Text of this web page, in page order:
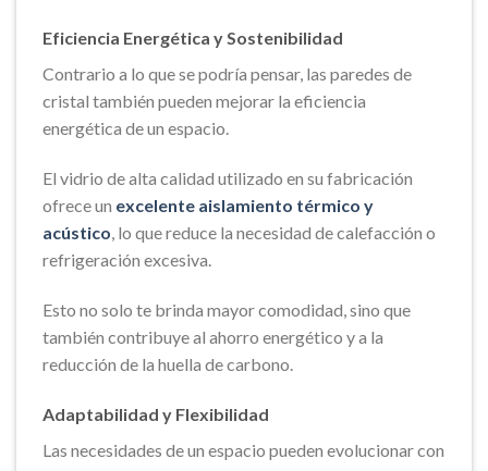
Eficiencia Energética y Sostenibilidad
Contrario a lo que se podría pensar, las paredes de
cristal también pueden mejorar la eficiencia
energética de un espacio.
El vidrio de alta calidad utilizado en su fabricación
ofrece un excelente aislamiento térmico y
acústico, lo que reduce la necesidad de calefacción o
refrigeración excesiva.
Esto no solo te brinda mayor comodidad, sino que
también contribuye al ahorro energético y a la
reducción de la huella de carbono.
Adaptabilidad y Flexibilidad
Las necesidades de un espacio pueden evolucionar con